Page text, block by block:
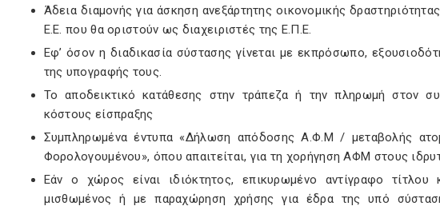
Άδεια διαμονής για άσκηση ανεξάρτητης οικονομικής
Ε.Ε. που θα οριστούν ως διαχειριστές της Ε.Π.Ε.
Εφ’ όσον η διαδικασία σύστασης γίνεται με εκπρόσωπο,
της υπογραφής τους.
Το αποδεικτικό κατάθεσης στην τράπεζα ή την πληρωμή στον
κόστους είσπραξης
Συμπληρωμένα έντυπα «Δήλωση απόδοσης Α.Φ.Μ / μεταβολής
Φορολογουμένου», όπου απαιτείται, για τη χορήγηση ΑΦΜ στους
Εάν ο χώρος είναι ιδιόκτητος, επικυρωμένο αντίγραφο
μισθωμένος ή με παραχώρηση χρήσης για έδρα της υπό